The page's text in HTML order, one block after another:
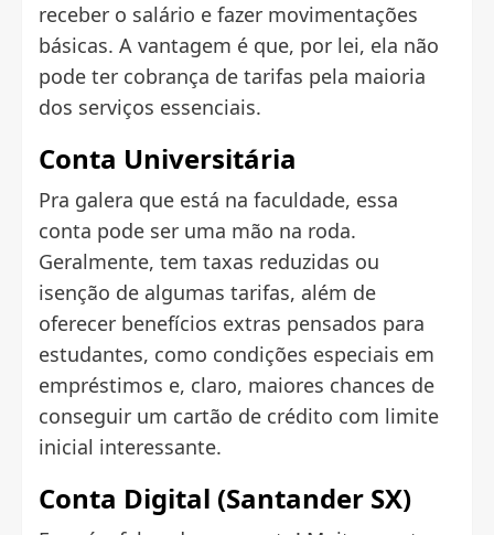
receber o salário e fazer movimentações
básicas. A vantagem é que, por lei, ela não
pode ter cobrança de tarifas pela maioria
dos serviços essenciais.
Conta Universitária
Pra galera que está na faculdade, essa
conta pode ser uma mão na roda.
Geralmente, tem taxas reduzidas ou
isenção de algumas tarifas, além de
oferecer benefícios extras pensados para
estudantes, como condições especiais em
empréstimos e, claro, maiores chances de
conseguir um cartão de crédito com limite
inicial interessante.
Conta Digital (Santander SX)